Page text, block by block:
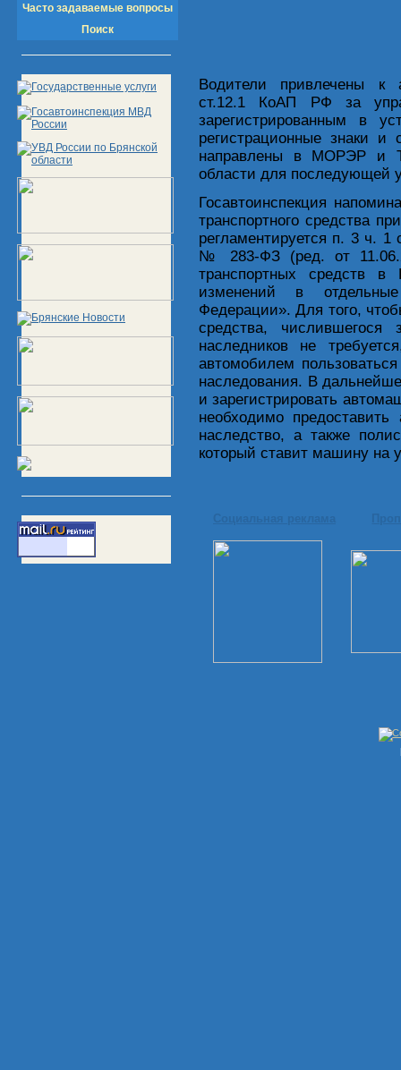
Часто задаваемые вопросы
Поиск
Водители привлечены к
ст.12.1 КоАП РФ за
зарегистрированным в
регистрационные знаки и
направлены в МОРЭР и
области для последующей
Госавтоинспекция
транспортного средства
регламентируется п. 3 ч. 1
№ 283-ФЗ (ред. от
транспортных средств
изменений в
Федерации». Для того,
средства, числившегося
наследников не
автомобилем
наследования. В
и зарегистрировать
необходимо
наследство, а также
который ставит машину на